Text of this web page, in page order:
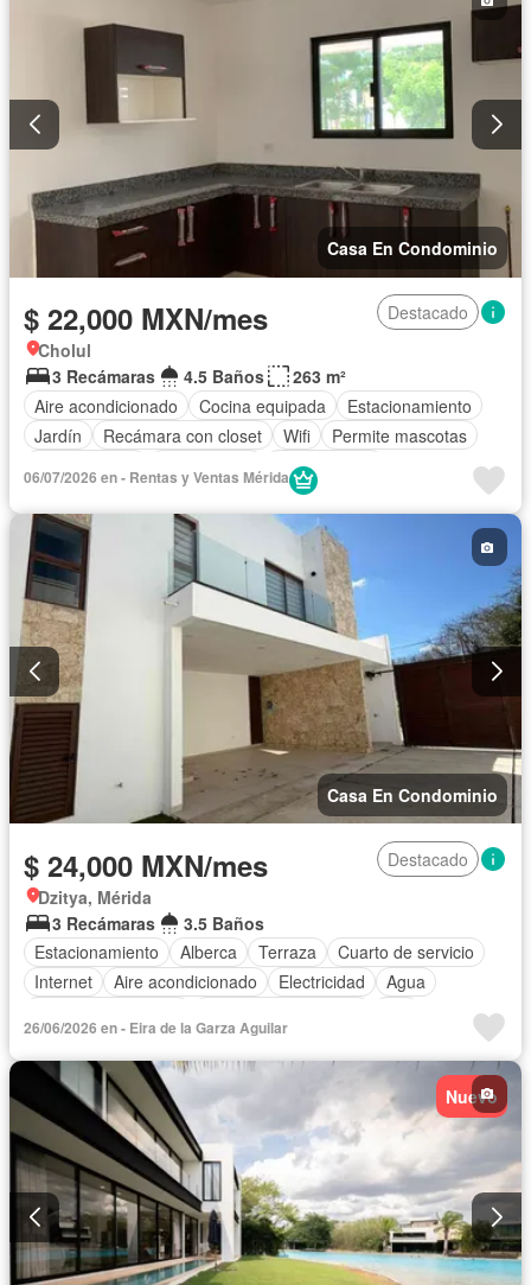
Casa En Condominio
$ 22,000 MXN/mes
Destacado
Cholul
3 Recámaras
4.5 Baños
263 m²
Aire acondicionado
Cocina equipada
Estacionamiento
Jardín
Recámara con closet Wifi
Permite mascotas
Sin amueblar
06/07/2026 en - Rentas y Ventas Mérida
Casa En Condominio
$ 24,000 MXN/mes
Destacado
Dzitya, Mérida
3 Recámaras
3.5 Baños
Estacionamiento
Alberca Terraza
Cuarto de servicio
Internet
Aire acondicionado Electricidad
Agua
26/06/2026 en - Eira de la Garza Aguilar
Nuevo